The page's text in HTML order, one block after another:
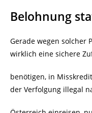
Belohnung
Gerade wegen solcher
wirklich eine sichere
benötigen, in
der Verfolgung illegal